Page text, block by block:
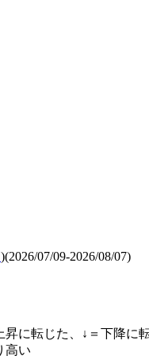
)(2026/07/09-2026/08/07)
に転じた、↓＝下降に
高い